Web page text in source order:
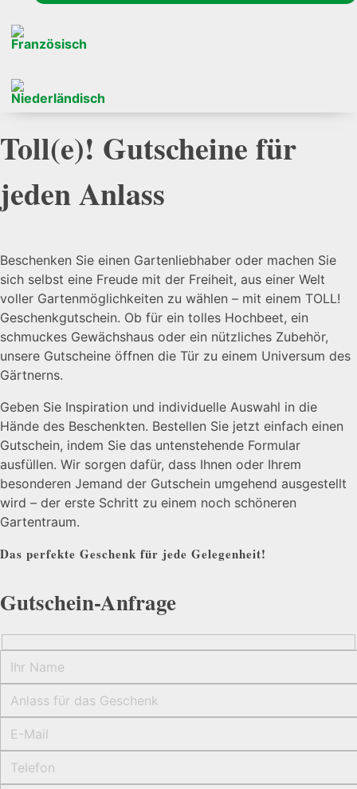
Toll(e)! Gutscheine für
jeden Anlass
Beschenken Sie einen Gartenliebhaber oder machen Sie
sich selbst eine Freude mit der Freiheit, aus einer Welt
voller Gartenmöglichkeiten zu wählen – mit einem TOLL!
Geschenkgutschein. Ob für ein tolles Hochbeet, ein
schmuckes Gewächshaus oder ein nützliches Zubehör,
unsere Gutscheine öffnen die Tür zu einem Universum des
Gärtnerns.
Geben Sie Inspiration und individuelle Auswahl in die
Hände des Beschenkten. Bestellen Sie jetzt einfach einen
Gutschein, indem Sie das untenstehende Formular
ausfüllen. Wir sorgen dafür, dass Ihnen oder Ihrem
besonderen Jemand der Gutschein umgehend ausgestellt
wird – der erste Schritt zu einem noch schöneren
Gartentraum.
Das perfekte Geschenk für jede Gelegenheit!
Gutschein-Anfrage